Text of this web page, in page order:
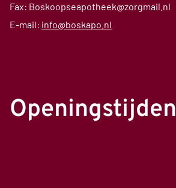
Fax: Boskoopseapotheek@zorgmail.nl
E-mail: info@boskapo.nl
Openingstijden